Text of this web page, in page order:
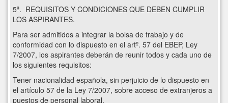
5ª. REQUISITOS Y CONDICIONES QUE DEBEN CUMPLIR
LOS ASPIRANTES.
Para ser admitidos a integrar la bolsa de trabajo y de
conformidad con lo dispuesto en el artº. 57 del EBEP, Ley
7/2007, los aspirantes deberán de reunir todos y cada uno de
los siguientes requisitos:
Tener nacionalidad española, sin perjuicio de lo dispuesto en
el artículo 57 de la Ley 7/2007, sobre acceso de extranjeros a
puestos de personal laboral.